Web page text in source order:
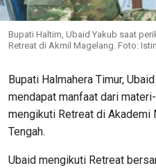
Bupati Haltim, Ubaid Yakub saat
Retreat di Akmil Magelang. Foto:
Bupati Halmahera Timur,
mendapat manfaat dari
mengikuti Retreat di
Tengah.
Ubaid mengikuti Retreat